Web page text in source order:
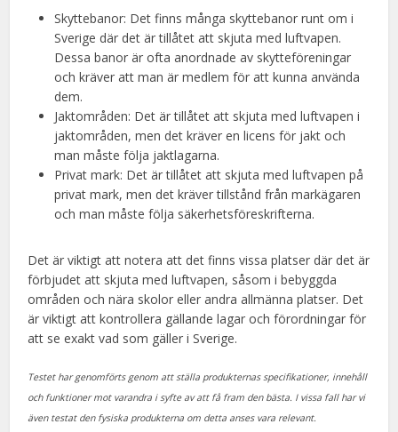
Skyttebanor: Det finns många skyttebanor runt om i
Sverige där det är tillåtet att skjuta med luftvapen.
Dessa banor är ofta anordnade av skytteföreningar
och kräver att man är medlem för att kunna använda
dem.
Jaktområden: Det är tillåtet att skjuta med luftvapen i
jaktområden, men det kräver en licens för jakt och
man måste följa jaktlagarna.
Privat mark: Det är tillåtet att skjuta med luftvapen på
privat mark, men det kräver tillstånd från markägaren
och man måste följa säkerhetsföreskrifterna.
Det är viktigt att notera att det finns vissa platser där det är
förbjudet att skjuta med luftvapen, såsom i bebyggda
områden och nära skolor eller andra allmänna platser. Det
är viktigt att kontrollera gällande lagar och förordningar för
att se exakt vad som gäller i Sverige.
Testet har genomförts genom att ställa produkternas specifikationer, innehåll
och funktioner mot varandra i syfte av att få fram den bästa. I vissa fall har vi
även testat den fysiska produkterna om detta anses vara relevant.